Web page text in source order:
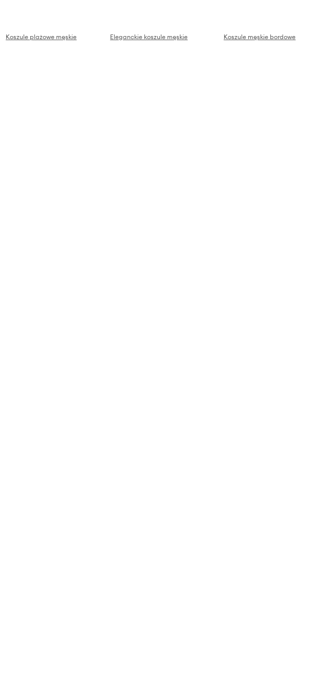
Koszule plażowe męskie Eleganckie koszule męskie
Koszule męskie bordowe